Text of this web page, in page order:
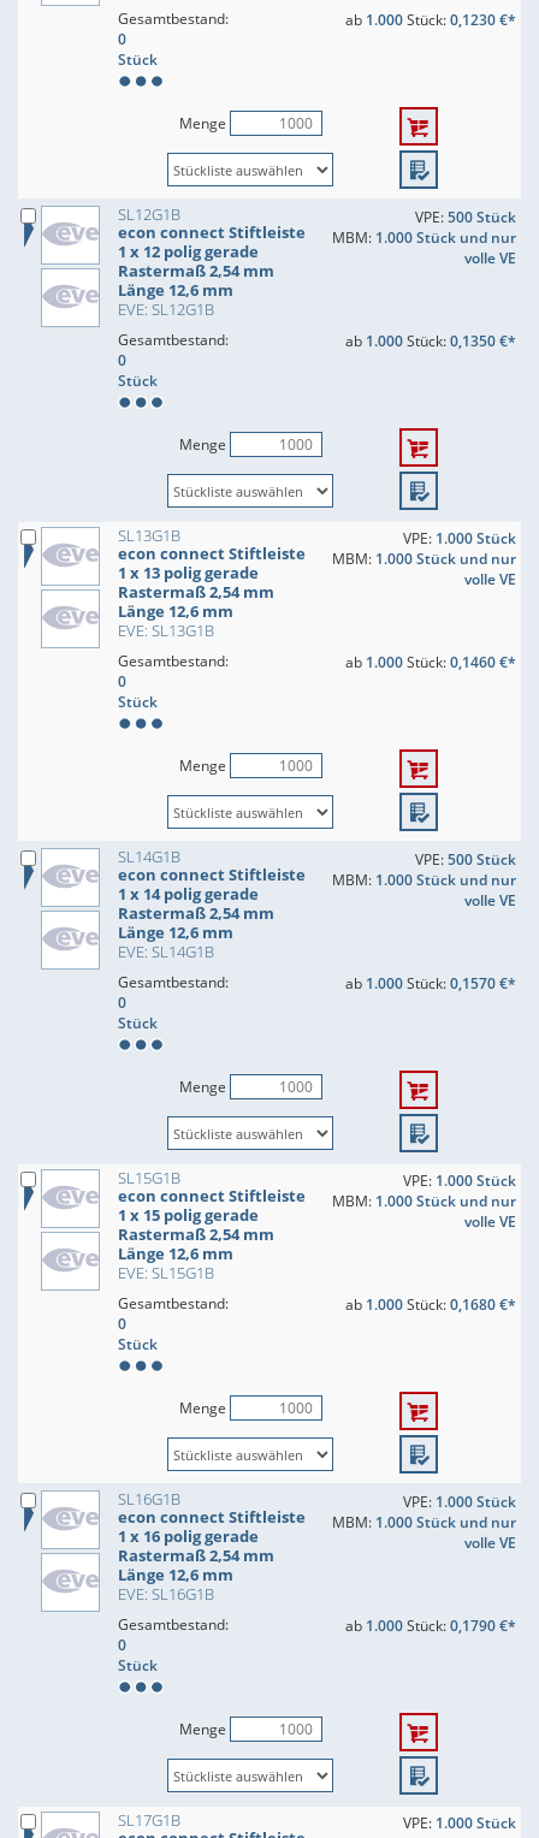
Gesamtbestand:
0
Stück
ab 1.000Stück:0,1230 €*
Menge
SL12G1B
econ connect Stiftleiste
1 x 12 polig gerade
Rastermaß 2,54 mm
Länge 12,6 mm
EVE: SL12G1B
VPE:500 Stück
MBM: 1.000 Stück und nur
volle VE
Gesamtbestand:
0
Stück
ab 1.000Stück:0,1350 €*
Menge
SL13G1B
econ connect Stiftleiste
1 x 13 polig gerade
Rastermaß 2,54 mm
Länge 12,6 mm
EVE: SL13G1B
VPE: 1.000 Stück
MBM: 1.000 Stück und nur
volle VE
Gesamtbestand:
0
Stück
ab 1.000Stück:0,1460 €*
Menge
SL14G1B
econ connect Stiftleiste
1 x 14 polig gerade
Rastermaß 2,54 mm
Länge 12,6 mm
EVE: SL14G1B
VPE:500 Stück
MBM: 1.000 Stück und nur
volle VE
Gesamtbestand:
0
Stück
ab 1.000Stück:0,1570 €*
Menge
SL15G1B
econ connect Stiftleiste
1 x 15 polig gerade
Rastermaß 2,54 mm
Länge 12,6 mm
EVE: SL15G1B
VPE: 1.000 Stück
MBM: 1.000 Stück und nur
volle VE
Gesamtbestand:
0
Stück
ab 1.000Stück:0,1680 €*
Menge
SL16G1B
econ connect Stiftleiste
1 x 16 polig gerade
Rastermaß 2,54 mm
Länge 12,6 mm
EVE: SL16G1B
VPE: 1.000 Stück
MBM: 1.000 Stück und nur
volle VE
Gesamtbestand:
0
Stück
ab 1.000Stück:0,1790 €*
Menge
SL17G1B
VPE: 1.000 Stück